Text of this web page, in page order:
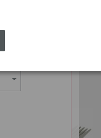
3,5/20cm
dodatnotroškovi za dostavu